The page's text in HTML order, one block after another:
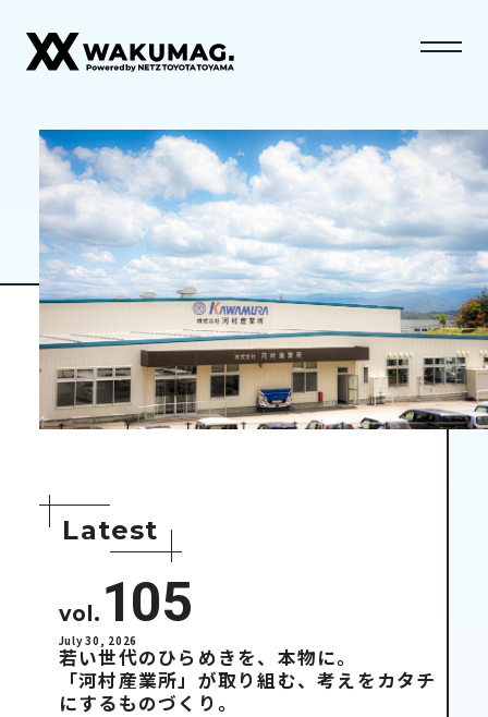
Latest
vol. 105
July 30, 2026
若い世代のひらめきを、本物に。
「河村産業所」が取り組む、考えをカタチ
にするものづくり。